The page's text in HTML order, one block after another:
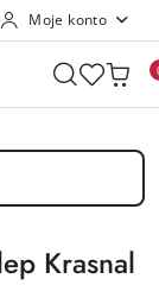
Moje konto
Krasnal